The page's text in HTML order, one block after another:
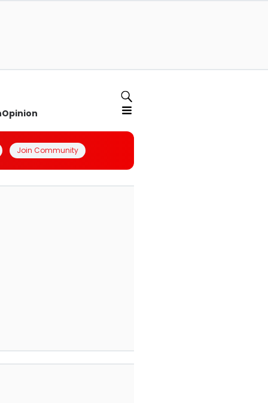
Opinion
Join Community